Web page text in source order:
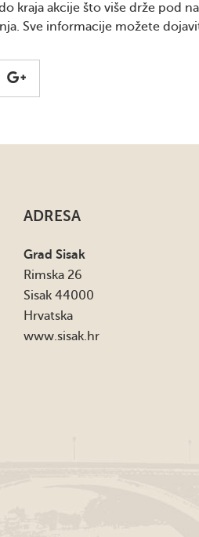
kraja akcije što više drže pod
Sve informacije možete
ADRESA
Grad Sisak
Rimska 26
Sisak 44000
Hrvatska
www.sisak.hr